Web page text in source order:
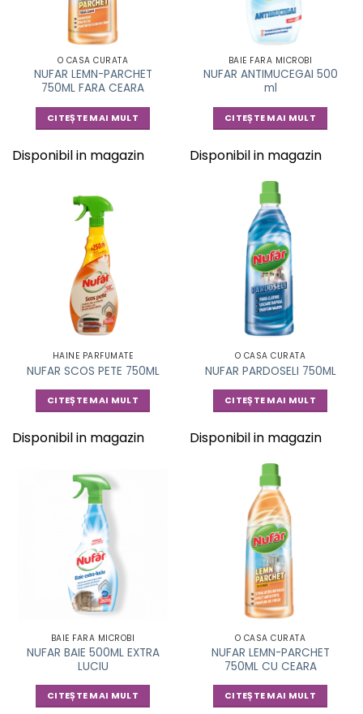
O CASA CURATA
NUFAR LEMN-PARCHET
750ML FARA CEARA
CITEȘTE MAI MULT
Disponibil in magazin
BAIE FARA MICROBI
NUFAR ANTIMUCEGAI 500
ml
CITEȘTE MAI MULT
Disponibil in magazin
HAINE PARFUMATE
NUFAR SCOS PETE 750ML
CITEȘTE MAI MULT
Disponibil in magazin
O CASA CURATA
NUFAR PARDOSELI 750ML
CITEȘTE MAI MULT
Disponibil in magazin
BAIE FARA MICROBI
NUFAR BAIE 500ML EXTRA
LUCIU
CITEȘTE MAI MULT
O CASA CURATA
NUFAR LEMN-PARCHET
750ML CU CEARA
CITEȘTE MAI MULT